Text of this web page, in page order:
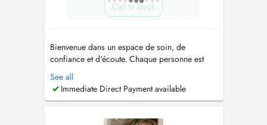
Call to book
Bienvenue dans un espace de soin, de
confiance et d'écoute. Chaque personne est
unique, avec ses propres défis et aspirations
en matière de santé. Mon rôle est de vous
accompagner avec attention, respect et
santé ponctuel, un suivi régulier ou une
See all
Immediate Direct Payment available